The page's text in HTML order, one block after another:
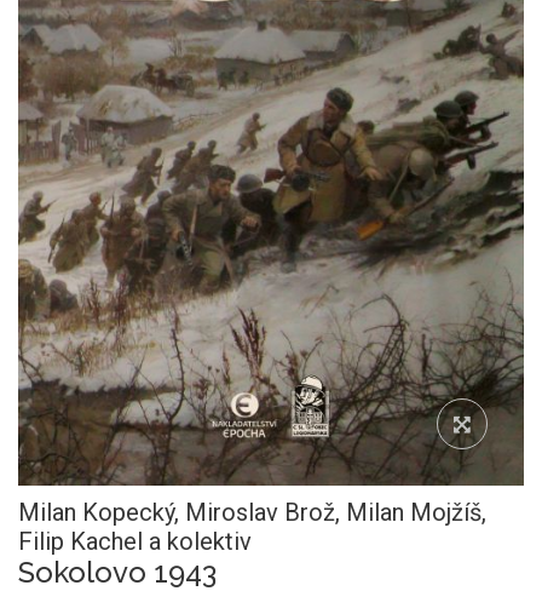
Milan Kopecký, Miroslav Brož, Milan Mojžíš,
Filip Kachel a kolektiv
Sokolovo 1943